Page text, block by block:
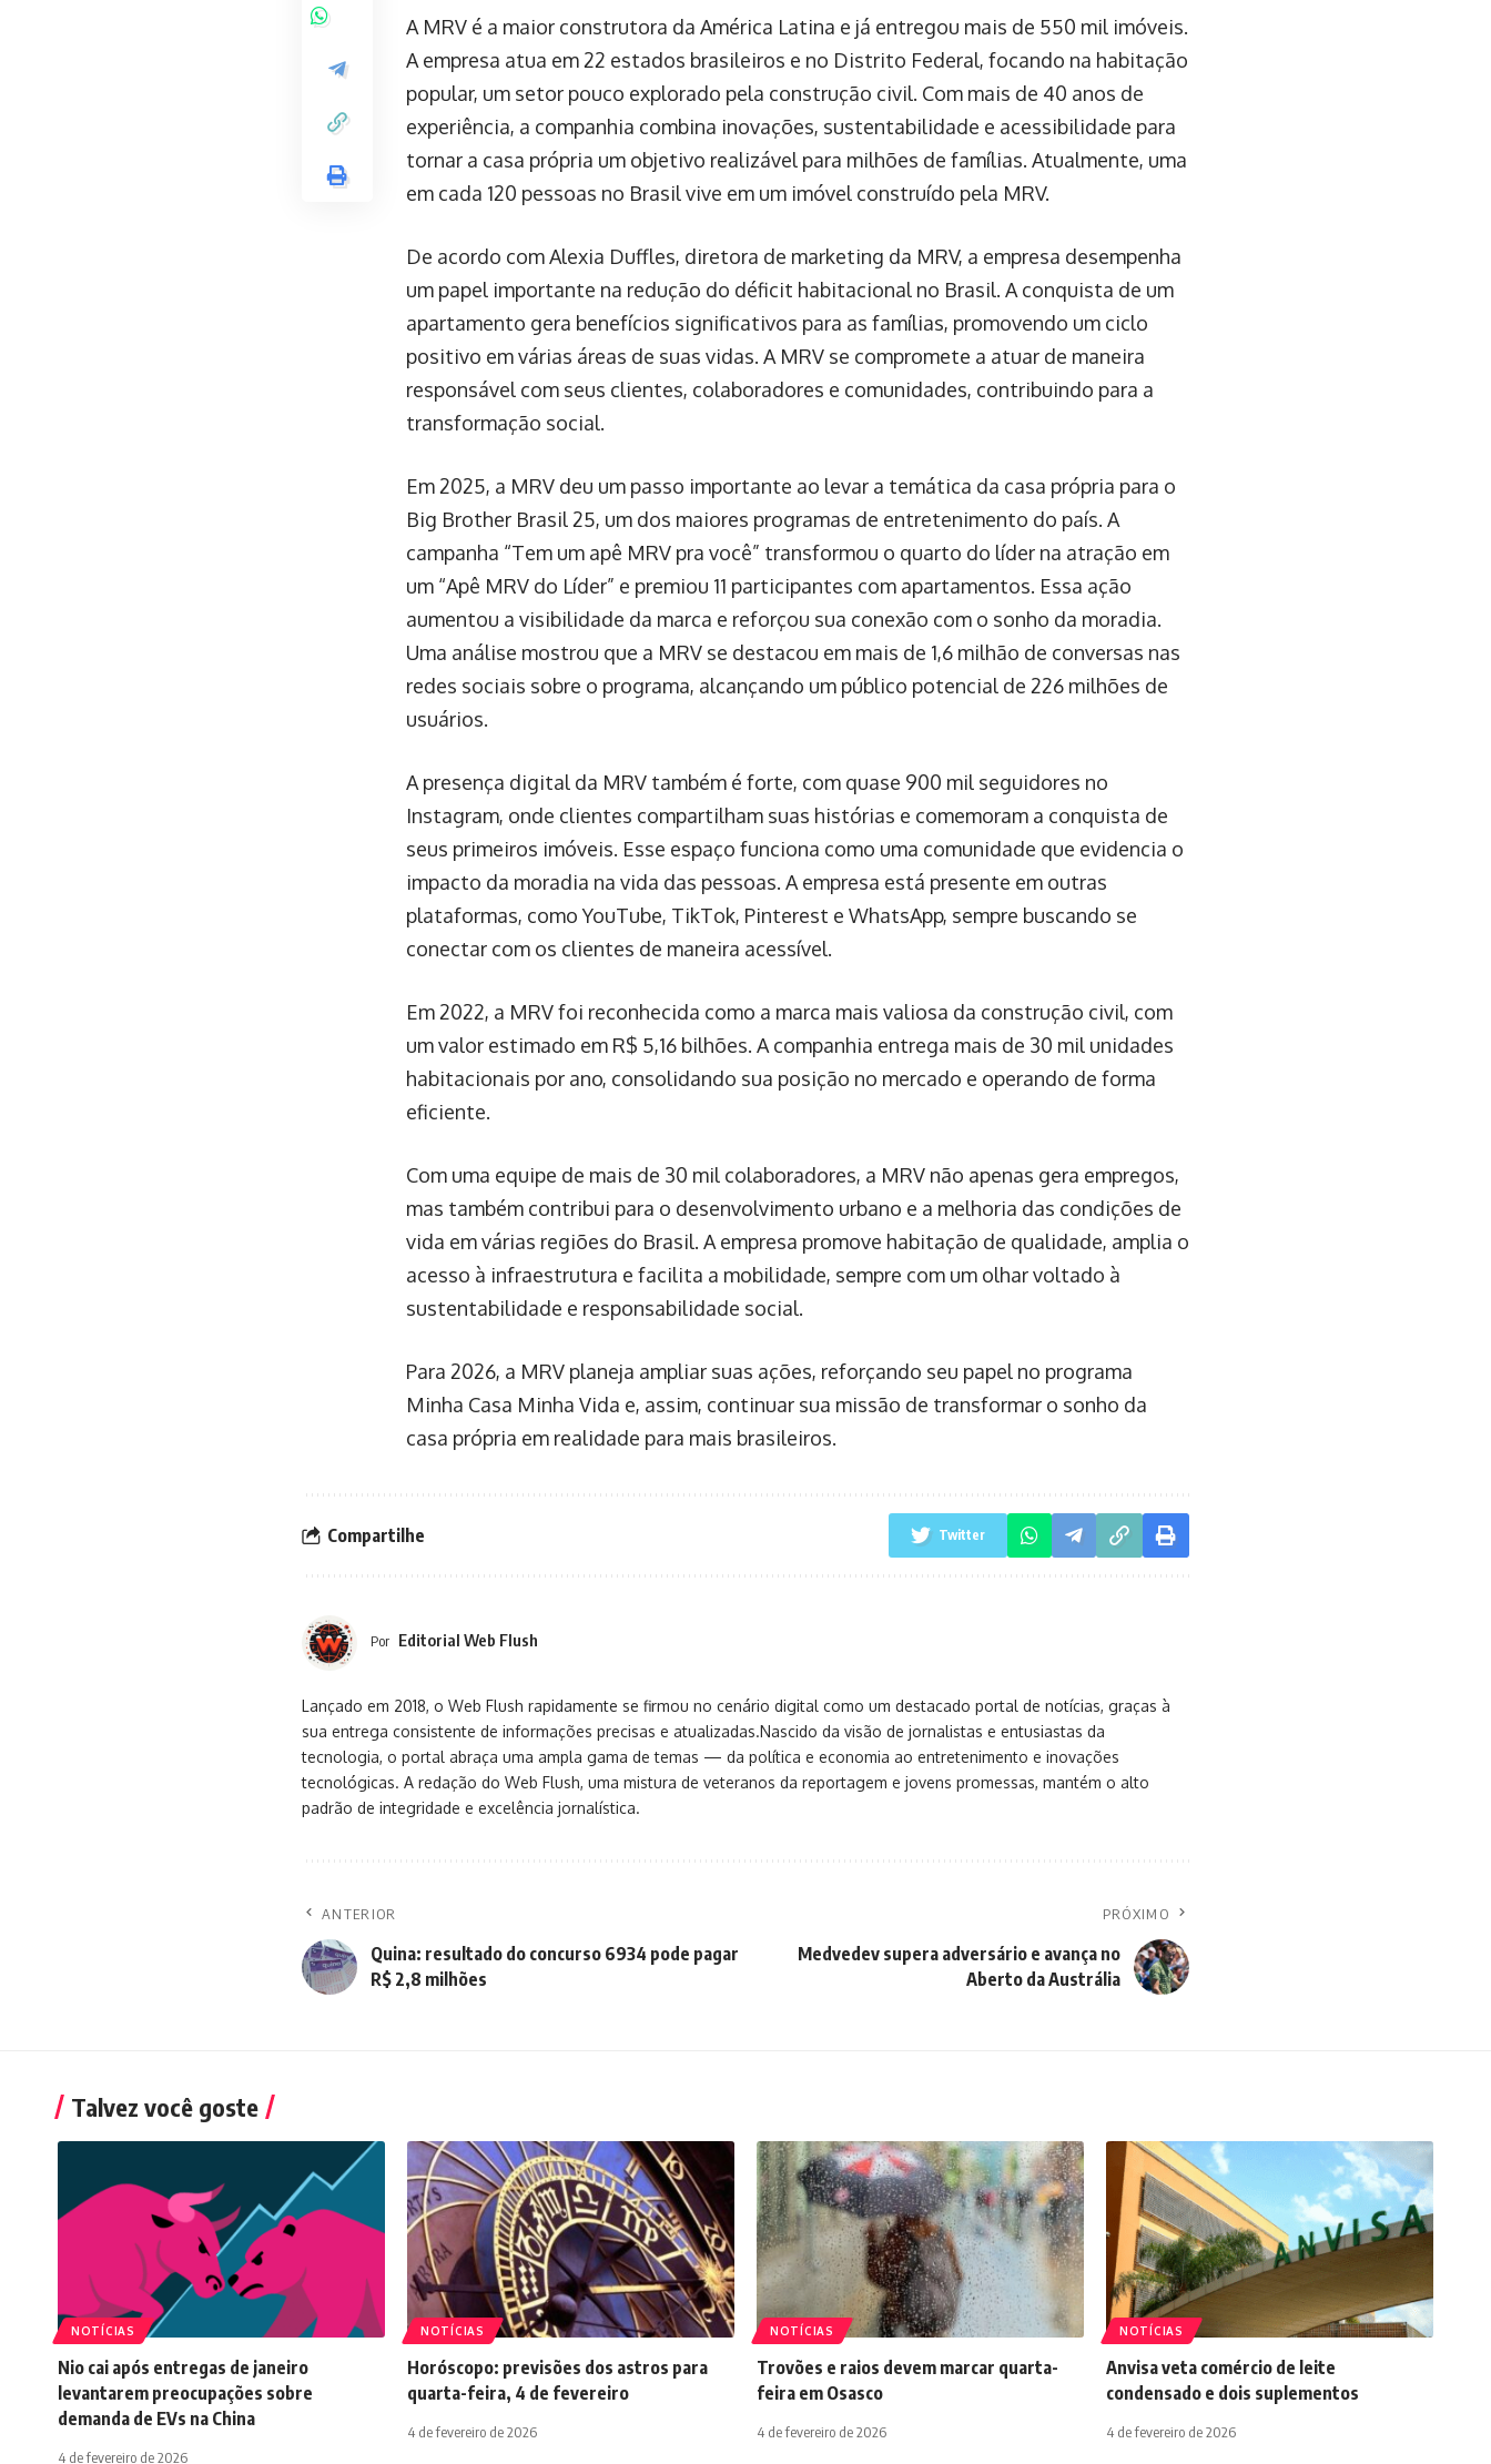
A MRV é a maior construtora da América Latina e já entregou mais de 550 mil imóveis.
A empresa atua em 22 estados brasileiros e no Distrito Federal, focando na habitação
popular, um setor pouco explorado pela construção civil. Com mais de 40 anos de
experiência, a companhia combina inovações, sustentabilidade e acessibilidade para
tornar a casa própria um objetivo realizável para milhões de famílias. Atualmente, uma
em cada 120 pessoas no Brasil vive em um imóvel construído pela MRV.
De acordo com Alexia Duffles, diretora de marketing da MRV, a empresa desempenha
um papel importante na redução do déficit habitacional no Brasil. A conquista de um
apartamento gera benefícios significativos para as famílias, promovendo um ciclo
positivo em várias áreas de suas vidas. A MRV se compromete a atuar de maneira
responsável com seus clientes, colaboradores e comunidades, contribuindo para a
transformação social.
Em 2025, a MRV deu um passo importante ao levar a temática da casa própria para o
Big Brother Brasil 25, um dos maiores programas de entretenimento do país. A
campanha “Tem um apê MRV pra você” transformou o quarto do líder na atração em
um “Apê MRV do Líder” e premiou 11 participantes com apartamentos. Essa ação
aumentou a visibilidade da marca e reforçou sua conexão com o sonho da moradia.
Uma análise mostrou que a MRV se destacou em mais de 1,6 milhão de conversas nas
redes sociais sobre o programa, alcançando um público potencial de 226 milhões de
usuários.
A presença digital da MRV também é forte, com quase 900 mil seguidores no
Instagram, onde clientes compartilham suas histórias e comemoram a conquista de
seus primeiros imóveis. Esse espaço funciona como uma comunidade que evidencia o
impacto da moradia na vida das pessoas. A empresa está presente em outras
plataformas, como YouTube, TikTok, Pinterest e WhatsApp, sempre buscando se
conectar com os clientes de maneira acessível.
Em 2022, a MRV foi reconhecida como a marca mais valiosa da construção civil, com
um valor estimado em R$ 5,16 bilhões. A companhia entrega mais de 30 mil unidades
habitacionais por ano, consolidando sua posição no mercado e operando de forma
eficiente.
Com uma equipe de mais de 30 mil colaboradores, a MRV não apenas gera empregos,
mas também contribui para o desenvolvimento urbano e a melhoria das condições de
vida em várias regiões do Brasil. A empresa promove habitação de qualidade, amplia o
acesso à infraestrutura e facilita a mobilidade, sempre com um olhar voltado à
sustentabilidade e responsabilidade social.
Para 2026, a MRV planeja ampliar suas ações, reforçando seu papel no programa
Minha Casa Minha Vida e, assim, continuar sua missão de transformar o sonho da
casa própria em realidade para mais brasileiros.
Compartilhe Twitter
Por Editorial Web Flush
Lançado em 2018, o Web Flush rapidamente se firmou no cenário digital como um destacado portal de notícias, graças à
sua entrega consistente de informações precisas e atualizadas.Nascido da visão de jornalistas e entusiastas da
tecnologia, o portal abraça uma ampla gama de temas — da política e economia ao entretenimento e inovações
tecnológicas. A redação do Web Flush, uma mistura de veteranos da reportagem e jovens promessas, mantém o alto
padrão de integridade e excelência jornalística.
ANTERIOR
Quina: resultado do concurso 6934 pode pagar
R$ 2,8 milhões
PRÓXIMO
Medvedev supera adversário e avança no
Aberto da Austrália
Talvez você goste
NOTÍCIAS
Nio cai após entregas de janeiro
levantarem preocupações sobre
demanda de EVs na China
4 de fevereiro de 2026
NOTÍCIAS
Horóscopo: previsões dos astros para
quarta-feira, 4 de fevereiro
4 de fevereiro de 2026
NOTÍCIAS
Trovões e raios devem marcar quarta-
feira em Osasco
4 de fevereiro de 2026
NOTÍCIAS
Anvisa veta comércio de leite
condensado e dois suplementos
4 de fevereiro de 2026